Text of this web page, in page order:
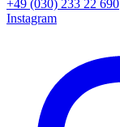
+49 (030) 233 22 690
Instagram